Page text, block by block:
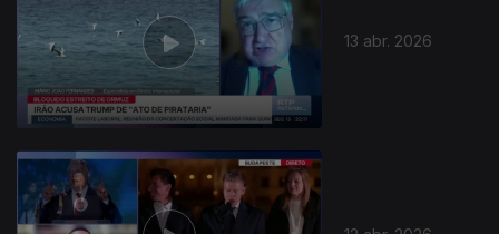
13 abr. 2026